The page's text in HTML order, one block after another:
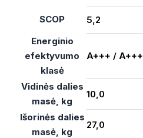
SCOP
5,2
Energinio
efektyvumo
klasė
A+++ / A+++
Vidinės dalies
masė, kg
10,0
Išorinės dalies
masė, kg
27,0